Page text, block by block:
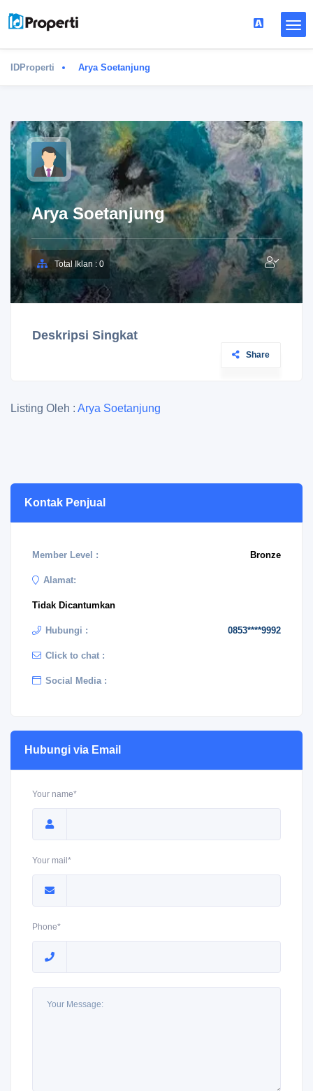
IDProperti Arya Soetanjung
Arya Soetanjung
Total Iklan : 0
Deskripsi Singkat
Share
Listing Oleh : Arya Soetanjung
Kontak Penjual
Member Level : Bronze
Alamat:
Tidak Dicantumkan
Hubungi : 0853****9992
Click to chat :
Social Media :
Hubungi via Email
Your name*
Your mail*
Phone*